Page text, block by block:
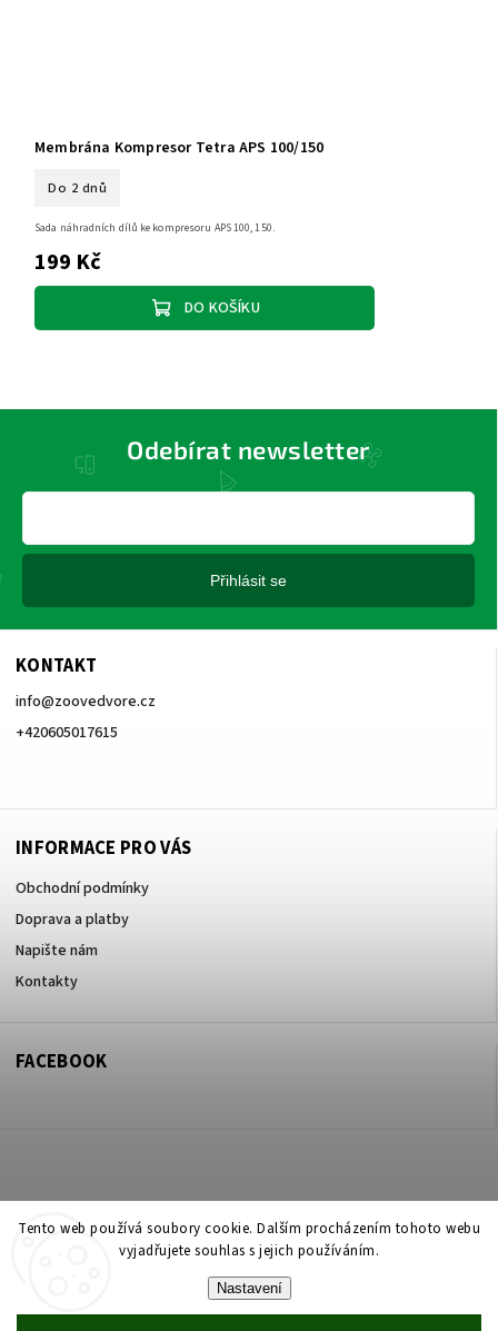
Tento web používá soubory cookie. Dalším procházením tohoto webu
vyjadřujete souhlas s jejich používáním.
Nastavení
Membrána Kompresor Tetra APS 100/150
Do 2 dnů
199 Kč
DO KOŠÍKU
Sada náhradních dílů ke kompresoru APS 100, 150.
KONTAKT
info@zoovedvore.cz
+420605017615
INFORMACE PRO VÁS
Obchodní podmínky
Doprava a platby
Napište nám
Kontakty
Odebírat newsletter
Přihlásit se
FACEBOOK
Copyright 2026 ZOO ve dvoře Praha 5. Všechna práva vyhrazena.
Upravit nastavení cookies
Shoptet| Design